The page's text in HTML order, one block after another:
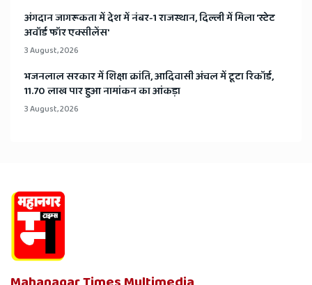
अंगदान जागरूकता में देश में नंबर-1 राजस्थान, दिल्ली में मिला 'स्टेट
अवॉर्ड फॉर एक्सीलेंस'
3 August, 2026
भजनलाल सरकार में शिक्षा क्रांति, आदिवासी अंचल में टूटा रिकॉर्ड,
11.70 लाख पार हुआ नामांकन का आंकड़ा
3 August, 2026